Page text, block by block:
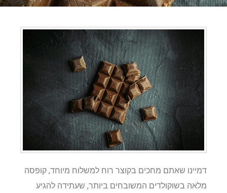
דמיינו שאתם מחכים בקוצר רוח למשלוח מיוחד, קופסה
מלאה בשוקולדים המשובחים ביותר, שעתידה להגיע